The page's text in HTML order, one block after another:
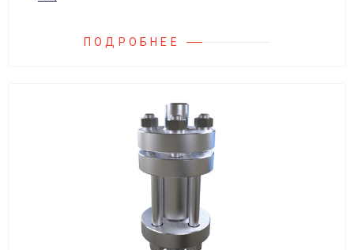
ПОДРОБНЕЕ